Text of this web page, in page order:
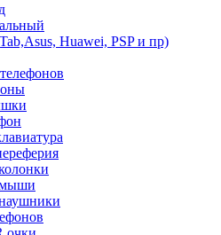
Huawei, PSP и пр)